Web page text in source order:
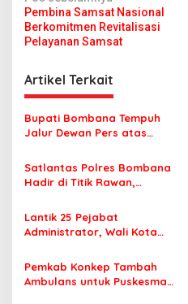
a
v
i
g
a
s
i
p
s
Pembina Samsat Nasional
Berkomitmen Revitalisasi
Pelayanan Samsat
Artikel Terkait
Bupati Bombana Tempuh
Jalur Dewan Pers atas
Korupsi Jembatan Cirauci II
Satlantas Polres Bombana
Hadir di Titik Rawan,
Sekolah dengan Aman
Lantik 25 Pejabat
Administrator, Wali Kota
Berintegritas dan
Profesional Layani
Pemkab Konkep Tambah
Ambulans untuk Puskesmas